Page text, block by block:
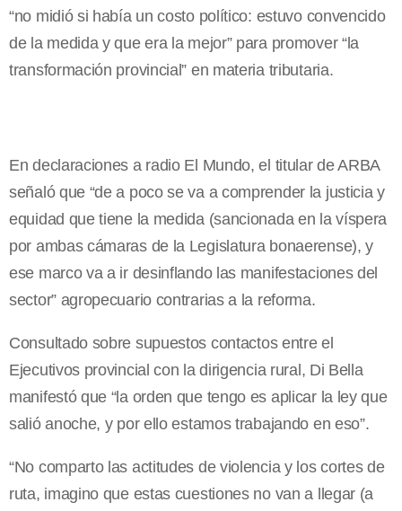
“no midió si había un costo político: estuvo convencido
de la medida y que era la mejor” para promover “la
transformación provincial” en materia tributaria.
En declaraciones a radio El Mundo, el titular de ARBA
señaló que “de a poco se va a comprender la justicia y
equidad que tiene la medida (sancionada en la víspera
por ambas cámaras de la Legislatura bonaerense), y
ese marco va a ir desinflando las manifestaciones del
sector” agropecuario contrarias a la reforma.
Consultado sobre supuestos contactos entre el
Ejecutivos provincial con la dirigencia rural, Di Bella
manifestó que “la orden que tengo es aplicar la ley que
salió anoche, y por ello estamos trabajando en eso”.
“No comparto las actitudes de violencia y los cortes de
ruta, imagino que estas cuestiones no van a llegar (a